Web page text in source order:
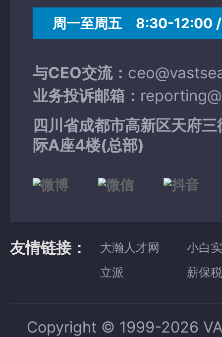
周一至周五 8:30-12:00
与CEO交流：
业务投诉邮箱：
四川省成都市高新区天府
际A座4楼(总部)
友情链接： 大瀚人才网
小白
立派
薪保税
Copyright © 1999-2026